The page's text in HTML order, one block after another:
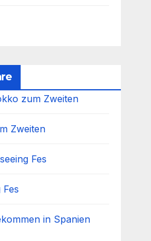
zum Zweiten
Zweiten
Fes
Fes
in Spanien